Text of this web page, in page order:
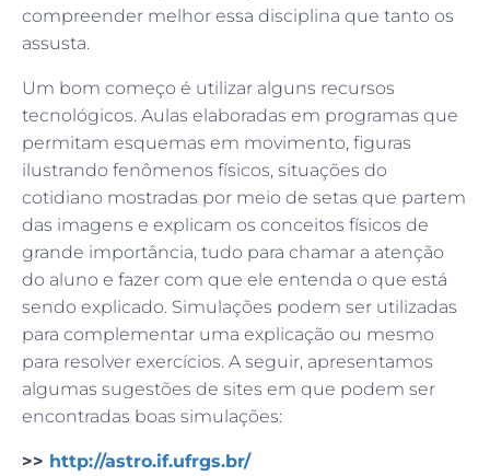
compreender melhor essa disciplina que tanto os
assusta.
Um bom começo é utilizar alguns recursos
tecnológicos. Aulas elaboradas em programas que
permitam esquemas em movimento, figuras
ilustrando fenômenos físicos, situações do
cotidiano mostradas por meio de setas que partem
das imagens e explicam os conceitos físicos de
grande importância, tudo para chamar a atenção
do aluno e fazer com que ele entenda o que está
sendo explicado. Simulações podem ser utilizadas
para complementar uma explicação ou mesmo
para resolver exercícios. A seguir, apresentamos
algumas sugestões de sites em que podem ser
encontradas boas simulações:
>> http://astro.if.ufrgs.br/